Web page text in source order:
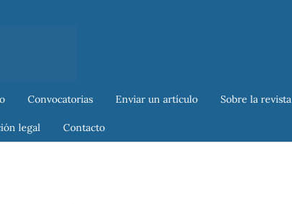
Convocatorias Enviar un artículo Sobre la revista
legal Contacto